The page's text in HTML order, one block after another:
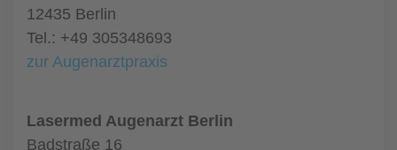
12435 Berlin
Tel.: +49 305348693
zur Augenarztpraxis
Lasermed Augenarzt Berlin
Badstraße 16